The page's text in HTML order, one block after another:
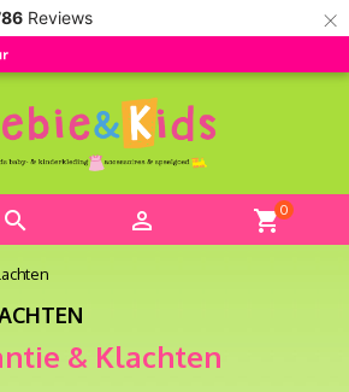
Reviews ×
  shopping_cart0
& Klachten